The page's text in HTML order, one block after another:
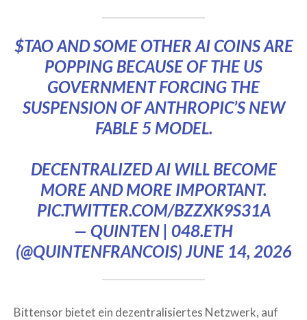
$TAOAND SOME OTHER AI COINS ARE
POPPING BECAUSE OF THE US
GOVERNMENT FORCING THE
SUSPENSION OF ANTHROPIC’S NEW
FABLE 5 MODEL.
DECENTRALIZED AI WILL BECOME
MORE AND MORE IMPORTANT.
PIC.TWITTER.COM/BZZXK9S31A
— QUINTEN | 048.ETH
(@QUINTENFRANCOIS)JUNE 14, 2026
Bittensor bietet ein dezentralisiertes Netzwerk, auf